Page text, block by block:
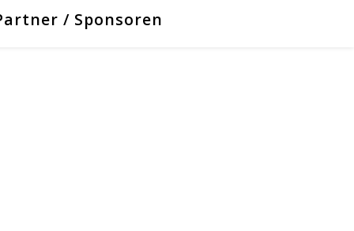
/ Sponsoren